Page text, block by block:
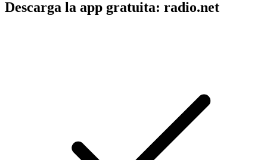
Descarga la app gratuita: radio.net